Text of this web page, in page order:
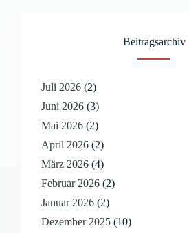
Beitragsarchiv
Juli 2026 (2)
Juni 2026 (3)
Mai 2026 (2)
April 2026 (2)
März 2026 (4)
Februar 2026 (2)
Januar 2026 (2)
Dezember 2025 (10)